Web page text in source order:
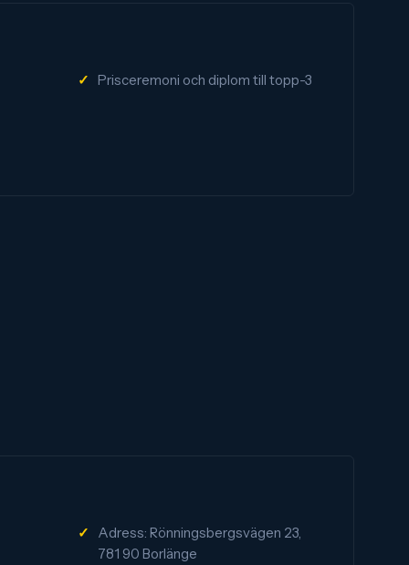
Prisceremoni och diplom till topp-3
Adress: Rönningsbergsvägen 23,
781 90 Borlänge